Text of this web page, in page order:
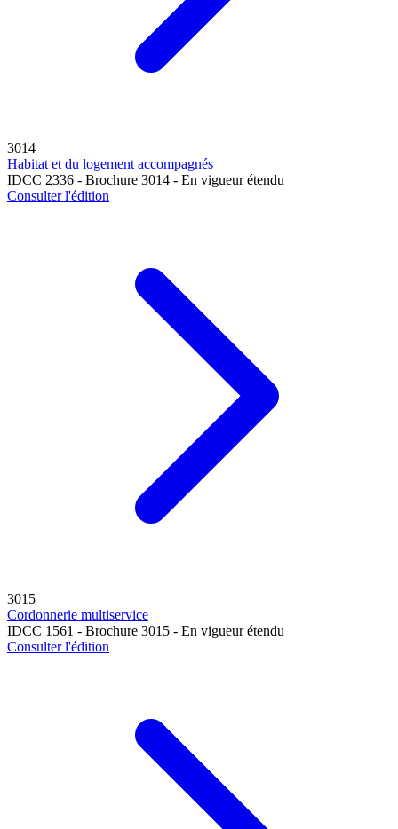
3014
Habitat et du logement accompagnés
IDCC 2336 - Brochure 3014 - En vigueur étendu
Consulter l'édition
3015
Cordonnerie multiservice
IDCC 1561 - Brochure 3015 - En vigueur étendu
Consulter l'édition